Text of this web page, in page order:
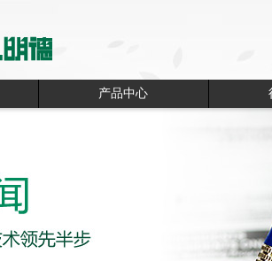
产品中心